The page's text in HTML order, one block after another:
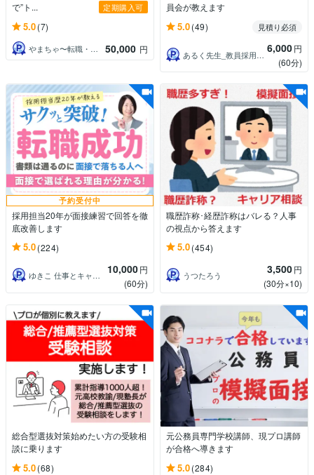
で”ト...
定期購入可
5.0(7)
やまちゃ〜転職・就職支援〜 50,000 円
員会が教えます
5.0(49) 見積り必須
あるく先生_教員採用試験・公務員試験対策 6,000円
(60分)
予約受付中
採用担当20年が面接練習で回答を徹
底改善します
5.0(224)
ゆきこ 仕事とキャリアの先生 10,000円
(60分)
職歴詐称･経歴詐称はバレる？人事
の視点から答えます
5.0(454)
うつたろう 3,500円
(30分×10)
総合型選抜対策始めたい方の受験相
談に乗ります
5.0(68)
元公務員専門学校講師、現プロ講師
が合格へ導きます
5.0(284)